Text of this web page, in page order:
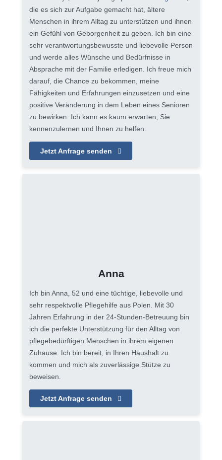
die es sich zur Aufgabe gemacht hat, ältere
Menschen in ihrem Alltag zu unterstützen und ihnen
ein Gefühl von Geborgenheit zu geben. Ich bin eine
sehr verantwortungsbewusste und liebevolle Person
und werde alles Wünsche und Bedürfnisse in
Absprache mit der Familie erledigen. Ich freue mich
darauf, die Chance zu bekommen, meine
Fähigkeiten und Erfahrungen einzusetzen und eine
positive Veränderung in dem Leben eines Senioren
zu bewirken. Ich kann es kaum erwarten, Sie
kennenzulernen und Ihnen zu helfen.
Jetzt Anfrage senden
Anna
Ich bin Anna, 52 und eine tüchtige, liebevolle und
sehr respektvolle Pflegehilfe aus Polen. Mit 30
Jahren Erfahrung in der 24-Stunden-Betreuung bin
ich die perfekte Unterstützung für den Alltag von
pflegebedürftigen Menschen in ihrem eigenen
Zuhause. Ich bin bereit, in Ihren Haushalt zu
kommen und mich als zuverlässige Stütze zu
beweisen.
Jetzt Anfrage senden